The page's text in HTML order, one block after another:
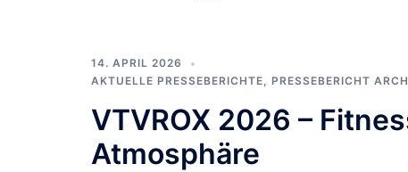
14. APRIL 2026
AKTUELLE PRESSEBERICHTE, PRESSEBERICHT
VTVROX 2026 –
Atmosphäre